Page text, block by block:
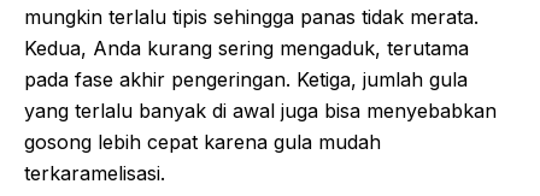
mungkin terlalu tipis sehingga panas tidak merata.
Kedua, Anda kurang sering mengaduk, terutama
pada fase akhir pengeringan. Ketiga, jumlah gula
yang terlalu banyak di awal juga bisa menyebabkan
gosong lebih cepat karena gula mudah
terkaramelisasi.